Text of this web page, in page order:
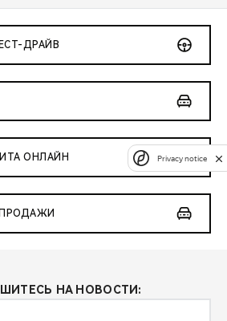
ДРАЙВ
ОНЛАЙН
НА НОВОСТИ:
Privacy notice